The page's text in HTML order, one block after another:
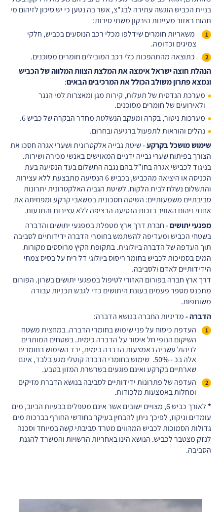
בניית הכביש הוגשה עתירה לבג"צ, אשר בה נטען כי יש סיכון לזיהום מי
תהום באזור מעיינות הירקון משתי סיבות:
משאריות חומרים שידלפו מכלי רכב הנוסעים בכביש, חלקי
צמיגים וכדומה.
כתוצאה מהתהפכות כלי רכב המובילים חומרים מסוכנים.
הנהלת חוצה ישראל אימצה את המלצת הצוות המלווה של הכביש
ונמצא פתרון משולב הכולל את המרכיבים הבאים:
מערכת הנדסית של תעלות, קירות מגן ומאצרות למי הנגר
ולאירועים של חומרים מסוכנים.
מערכות ניטור, בקרה ומעקב הנשלטת מחדר הבקרה של כביש 6.
נהלים והוראות לתפעול ברגיעה ובחרום.
שימוש מושכל בקרקע- שיטת גבייה אלקטרונית ושערי אגרה חסכו את
הצורך בפיתוח שערי גבייה ידניים המאוישים באנשי מכירה ושירות.
בניגוד לכבישי אגרה בחו"ל בהם נגבה התשלום בעד הנסיעה בעת
הכניסה או היציאה מהכביש, בכביש 6 הנסיעה מתבצעת ללא עצירות
והתשלום נשלח לבית הלקוח. לשיטת הגביה האלקטרונית יתרונות
סביבתיים משמעותיים: השיטה חסכונית במשאבי קרקע ומפחיתה את
אחוזי זיהום האוויר בזכות הנסיעה הרציפה ללא עצירות והתנעות.
מפגעי יתושים- חברת דרך ארץ מטפלת במפגעי יתושים והדברה
בשטחי הכביש ומעדיפה להשתמש בחומרי הדברה ידידותיים לסביבה
תוך העדפה של הדברה ביולוגית. בתקופת הקיץ מרוססים מקורות
המים בסמיכות לכביש בחומר ריסוס ביולוגי דל ריח על בסיס צמחי
הידידותיים לאדם ולסביבה.
דרך ארץ חברה בפורום האזורי לטיפול במפגעי יתושים בשרון. הפורום
מתכנס מספר פעמים בעונת היתושים כדי לגבש תכניות עבודה
משותפות.
הדברה -מדיניות החברה בנושא הדברה:
העדפת כיסוח על פני שימוש בחומרי הדברה. במחצית משטח
השיקום הנופי חל איסור על הדברה כימית. בשטחים המותרים
לניהול עשביה באמצעות הדברה כימית, ירד השימוש בחומרים
אלה בכ - 50%. שימוש בחומרי הדברה קוטלי מגע בלבד, אינם
שארתיים בקרקע ואינם פוגעים בשרשרת המזון בטבע.
העדפה של פתרונות ידידותיים לסביבה בנושא הדברת מזיקים
ומחלות באמצעות מלכודות.
*
לאורך כביש 6, מצויים ישובים אשר אינם מטפלים בבעיות הביוב, מים
עומדים וניקוז, לפיכך ניתן להבחין בעיקר בחודשי החורף בברכות מים
גדולות הסמוכות לכביש המהווים מטרד סביבתי קשה במיוחד וסכנה
לנזק מצטבר לכביש. הנושא הינו באחריות הרשויות והמשרד להגנת
הסביבה.